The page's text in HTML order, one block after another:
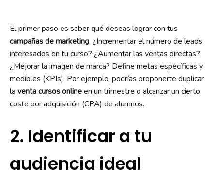
El primer paso es saber qué deseas lograr con tus
campañas de marketing. ¿Incrementar el número de leads
interesados en tu curso? ¿Aumentar las ventas directas?
¿Mejorar la imagen de marca? Define metas específicas y
medibles (KPIs). Por ejemplo, podrías proponerte duplicar
la venta cursos onlineen un trimestre o alcanzar un cierto
coste por adquisición (CPA) de alumnos.
2. Identificar a tu
audiencia ideal